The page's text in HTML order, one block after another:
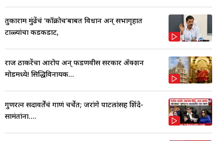
तुकाराम मुंढेंचं ‘कॉक्रोच’बाबत विधान अन् सभागृहात
टाळ्यांचा कडकडाट,
राज ठाकरेंचा आरोप अन् फडणवीस सरकार ॲक्शन
मोडमध्ये! सिद्धिविनायक...
गुणरत्न सदावर्तेंचं गाणं चर्चेत; जरांगे पाटलांसह शिंदे-
सामंतांना....